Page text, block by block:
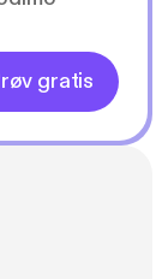
gratis